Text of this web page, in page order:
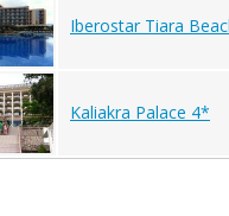
Iberostar Tiara
Kaliakra Palace 4*